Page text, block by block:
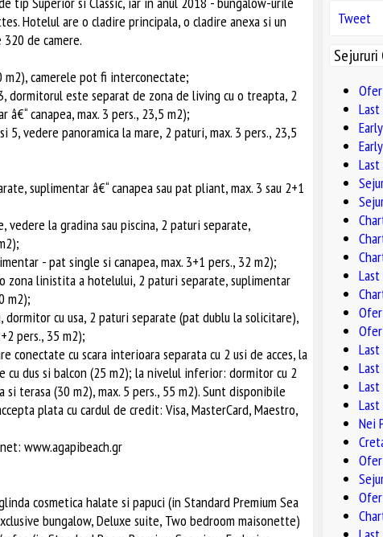
Hotelul are o cladire principala, o cladire anexa si un
de camere.
m2), camerele pot fi interconectate;
dormitorul este separat de zona de living cu o treapta, 2
canapea, max. 3 pers., 23,5 m2);
vedere panoramica la mare, 2 paturi, max. 3 pers., 23,5
suplimentar â€“ canapea sau pat pliant, max. 3 sau 2+1
vedere la gradina sau piscina, 2 paturi separate,
- pat single si canapea, max. 3+1 pers., 32 m2);
linistita a hotelului, 2 paturi separate, suplimentar
m2);
cu usa, 2 paturi separate (pat dublu la solicitare),
pers., 35 m2);
conectate cu scara interioara separata cu 2 usi de acces, la
dus si balcon (25 m2); la nivelul inferior: dormitor cu 2
terasa (30 m2), max. 5 pers., 55 m2). Sunt disponibile
plata cu cardul de credit: Visa, MasterCard, Maestro,
www.agapibeach.gr
cosmetica halate si papuci (in Standard Premium Sea
bungalow, Deluxe suite, Two bedroom maisonette)
Tweet
Sejururi
Nei